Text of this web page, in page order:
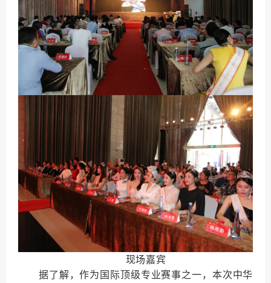
现场嘉宾
据了解，作为国际顶级专业赛事之一，本次中华